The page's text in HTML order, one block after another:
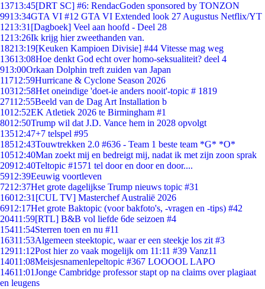
13713:45[DRT SC] #6: RendacGoden sponsored by TONZON
9913:34GTA VI #12 GTA VI Extended look 27 Augustus Netflix/YT
1213:31 [Dagboek] Veel aan hoofd - Deel 28
1213:26Ik krijg hier zweethanden van.
18213:19[Keuken Kampioen Divisie] #44 Vitesse mag weg
13613:08Hoe denkt God echt over homo-seksualiteit? deel 4
913:00Orkaan Dolphin treft zuiden van Japan
11712:59Hurricane & Cyclone Season 2026
10312:58Het oneindige 'doet-ie anders nooit'-topic # 1819
27112:55Beeld van de Dag Art Installation b
1012:52EK Atletiek 2026 te Birmingham #1
8012:50Trump wil dat J.D. Vance hem in 2028 opvolgt
13512:47+7 telspel #95
18512:43Touwtrekken 2.0 #636 - Team 1 beste team *G* *O*
10512:40Man zoekt mij en bedreigt mij, nadat ik met zijn zoon sprak
20912:40Teltopic #1571 tel door en door en door....
5912:39Eeuwig voortleven
7212:37Het grote dagelijkse Trump nieuws topic #31
16012:31 [CUL TV] Masterchef Australië 2026
6912:17Het grote Baktopic (voor bakfoto's, -vragen en -tips) #42
20411:59[RTL] B&B vol liefde 6de seizoen #4
15411:54Sterren toen en nu #11
16311:53Algemeen steektopic, waar er een steekje los zit #3
12911:12Post hier zo vaak mogelijk om 11:11 #39 Vanz11
14011:08Meisjesnamenlepeltopic #367 LOOOOL LAPO
14611:01Jonge Cambridge professor stapt op na claims over plagiaat
en leugens